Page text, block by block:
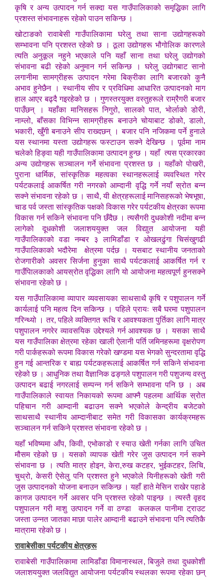
कृषि र अन्य उत्पादन गर्न सक्दा यस गाउँपालिकाको समृद्धिका लागि
प्रशस्त संभावनाहरू रहेको पाउन सकिन्छ ।
खोटाङको रावाबेसी गाउँपालिकामा घरेलु तथा साना उद्योगहरूको
सम्भावना पनि प्रशस्त रहेको छ । ठूला उद्योगहरू भौगोलिक कारणले
त्यति अनुकूल नहुने भएकाले पनि यहाँ साना तथा घरेलु उद्योगको
संभावना बढी रहेको अनुमान गर्न सकिन्छ । घरेलु उद्योगबाट सानो
लगानीमा सामग्रीहरू उत्पादन गरेमा बिक्रीका लागि बजारको कुनै
अभाव हुनेछैन । स्थानीय सीप र प्रविधिमा आधारित उत्पादनको माग
हाल आएर बढ्दै गइरहेको छ । गुणस्तरयुक्त वस्तुहरूले राम्रैगरी बजार
पाउँछन् । यहाँका मानिसहरू निगुरो, सालको पात, भोर्लाको डोरी,
नाम्लो, बाँसका विभिन्न सामग्रीहरू बनाउने चोयाबाट डोको, डालो,
भकारी, खुँगी बनाउने सीप राख्दछन् । बजार पनि नजिकमा पर्ने हुनाले
यस स्थानमा यस्ता उद्योगहरू फस्टाउन सक्ने देखिन्छ । पूर्वमा नाम
चलेको हिङ्वा यही गाउँपालिकामा उत्पादन हुन्छ । यहाँ त्यस प्रकारका
अन्य उद्योगहरू सञ्चालन गर्ने संभावना प्रशस्त छ । यहाँको पोखरी,
पुराना धार्मिक, सांस्कृतिक महत्वका स्थानहरूलाई व्यवस्थित गरेर
पर्यटकलाई आकर्षित गरी नगरको आम्दानी वृद्धि गर्ने नयाँ स्रोत बन्न
सक्ने संभावना रहेको छ । साथै, यी क्षेत्रहरूलाई मानिसहरूको भेषभूषा,
चाड पर्व जस्ता सांस्कृतिक पक्षको विकास गरेर पर्यटकीय क्षेत्रका रूपमा
विकास गर्न सकिने संभावना पनि छँदैछ । त्यसैगरी दुधकोशी नदीमा बन्न
लागेको दूधकोशी जलाशययुक्त जल विद्याुत आयोजना यही
गाउँपालिकाको वडा नम्बर ३ लामिडाँडा र ओखलढुंगा चिसंखुगढी
गाउँपालिकाको भदौरेमा क्षेत्रमा पर्दछ । यसबाट स्थानीय जनताको
रोजगारीको अवसर सिर्जना हुनुका साथै पर्यटकलाई आकर्षित गर्न र
गाउँपािलकाको आयस्रोत वृद्धिका लागि यो आयोजना महत्वपूर्ण हुनसक्ने
संभावना रहेको छ ।
यस गाउँपालिकामा व्यापार व्यवसायका साथसाथै कृषि र पशुपालन गर्ने
कार्यलाई पनि महत्व दिन सकिन्छ । पहिले प्रायः सबै घरमा पशुपालन
गरिन्थ्यो । तर, पहिले व्यक्तिगत रूचि र आवश्यकता पुर्तिका लागि मात्र
पशुपालन नगरेर व्यावसयिक उद्देश्यले गर्न आवश्यक छ । यसका साथै
यस गाउँपालिका क्षेत्रमा रहेका खाली ऐलानी पर्ति जमिनहरूमा वृक्षरोपण
गरी पार्कहरूको रूपमा विकास गरेको खण्डमा यस भेगको सुन्दरतामा वृद्धि
हुन गई आन्तरिक र बाह्य पर्यटकहरूलाई आकर्षित गर्न सकिने संभावना
रहेको छ । आधुनिक तथा वैज्ञानिक ढङ्गले पशुपालन गरी पशुजन्य वस्तु
उत्पादन बढाई नगरलाई सम्पन्न गर्न सकिने सम्भावना पनि छ । अब
गाउँपालिकाले स्वायत निकायको रूपमा आफ्नै पहलमा आर्थिक स्रोत
पहिचान गरी आम्दानी बढाउन सक्ने भएकोले केन्द्रीय बजेटको
साथसाथै स्थानीय आम्दानीबाट समेत गरी विकासका कार्यक्रमहरू
सञ्चालन गर्न सकिने प्रशस्त संभावना रहेको छ ।
यहाँ भविष्यमा आँप, किवी, एभोकाडो र स्याउ खेती गर्नका लागि उचित
मौसम रहेको छ । यसको व्यापक खेती गरेर जुस उत्पादन गर्न सक्ने
संभावना छ । त्यति मात्र होइन, केरा,रुख कटहर, भुईकटहर, लिचि,
चुथ्रो, केसरी ऐसेलु पनि प्रशस्त हुने भएकोले यिनीहरूको खेती गरी
जुस उत्पादनको योजना बनाउन सकिन्छ । यहाँ हाते मेसिन राखेर पहाडे
कागज उत्पादन गर्ने अवसर पनि प्रशस्त रहेको पाइन्छ । त्यस्तै वृहद
पशुपालन गरी माशु उत्पादन गर्ने वा ठण्डा कलकल पानीमा ट्राउट
जस्ता उन्नत जातका माछा पालेर आम्दानी बढाउने संभावना पनि त्यतिकै
मात्रामा रहेको छ ।
रावाबेसीका पर्यटकीय क्षेत्रहरू
रावाबेसी गाउँपालिकामा लामिडाँडा विमानास्थल, बिजुले तथा दुधकोशी
जलाशययुक्त जलविद्युत आयोजना पर्यटकीय स्थलका रूपमा रहेका छन्